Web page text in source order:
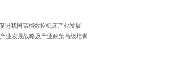
进我国高档数控机床产业发展，
业发展战略及产业政策高级培训